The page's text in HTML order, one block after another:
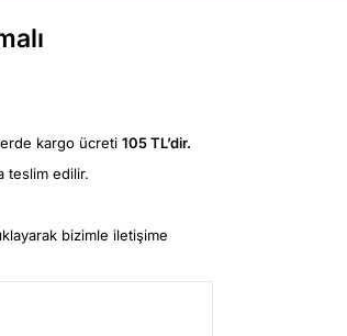
kargo ücreti 105 TL’dir.
teslim edilir.
bizimle iletişime